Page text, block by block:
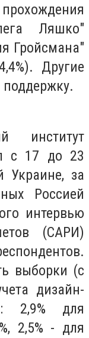
Ляшко"
Гройсмана"
Другие
институт
с 17 до 23
Украине, за
Россией
интервью
(САРИ)
выборки (с
дизайн-
2,9% для
2,5% - для